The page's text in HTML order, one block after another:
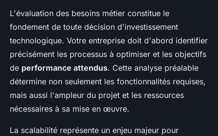
L'évaluation des besoins métier constitue le
fondement de toute décision d'investissement
technologique. Votre entreprise doit d'abord identifier
précisément les processus à optimiser et les objectifs
de performance attendus. Cette analyse préalable
détermine non seulement les fonctionnalités requises,
mais aussi l'ampleur du projet et les ressources
nécessaires à sa mise en œuvre.
La scalabilité représente un enjeu majeur pour